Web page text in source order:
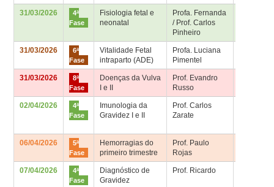
31/03/2026
4ª
Fase
Fisiologia fetal e
neonatal
Profa. Fernanda
/ Prof. Carlos
Pinheiro
31/03/2026
6ª
Fase
Vitalidade Fetal
intraparto (ADE)
Profa. Luciana
Pimentel
31/03/2026
8ª
Fase
Doenças da Vulva
I e II
Prof. Evandro
Russo
02/04/2026
4ª
Fase
Imunologia da
Gravidez I e II
Prof. Carlos
Zarate
06/04/2026
5ª
Fase
Hemorragias do
primeiro trimestre
Prof. Paulo
Rojas
07/04/2026
4ª
Fase
Diagnóstico de
Gravidez
Prof. Ricardo